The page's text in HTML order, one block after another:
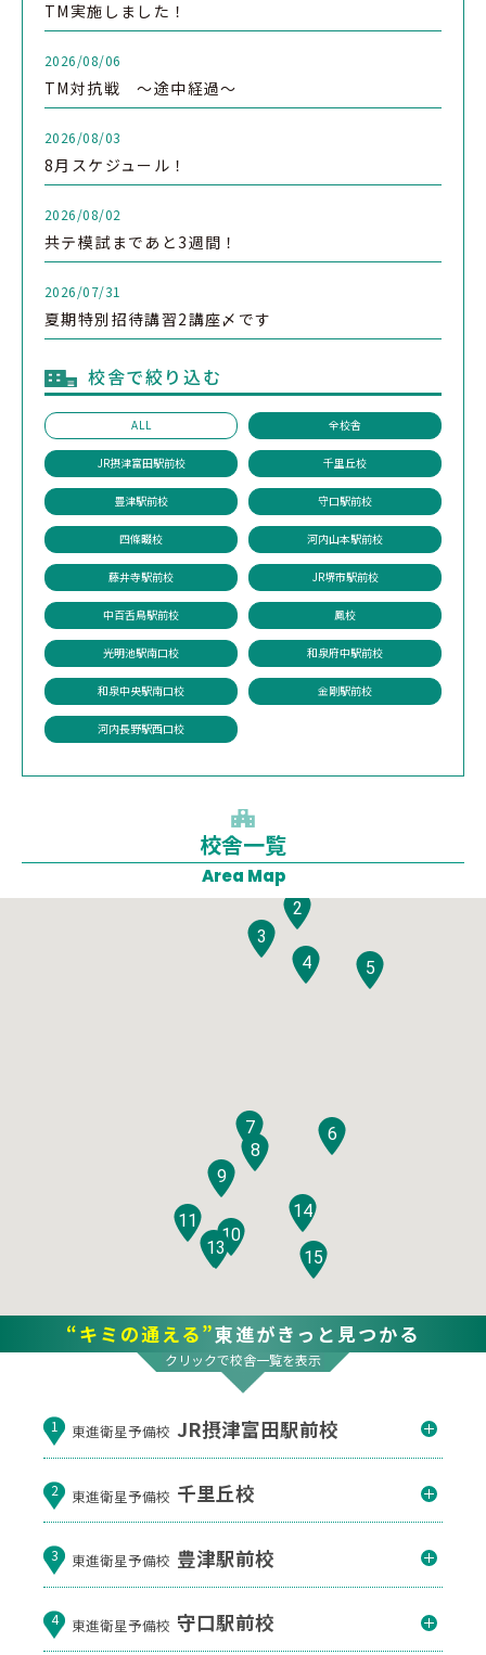
TM実施しました！
2026/08/06
TM対抗戦 ～途中経過～
2026/08/03
8月スケジュール！
2026/08/02
共テ模試まであと3週間！
2026/07/31
夏期特別招待講習2講座〆です
校舎で絞り込む
ALL 全校舎
JR摂津富田駅前校 千里丘校
豊津駅前校 守口駅前校
四條畷校 河内山本駅前校
藤井寺駅前校 JR堺市駅前校
中百舌鳥駅前校 鳳校
光明池駅南口校 和泉府中駅前校
和泉中央駅南口校 金剛駅前校
河内長野駅西口校
校舎一覧
Area Map
1
2
3
4
5
6
7
8
9
10
11
12
13
14
15
“キミの通える”東進がきっと見つかる
クリックで校舎一覧を表示
1 東進衛星予備校 JR摂津富田駅前校
2 東進衛星予備校 千里丘校
3 東進衛星予備校 豊津駅前校
4 東進衛星予備校 守口駅前校